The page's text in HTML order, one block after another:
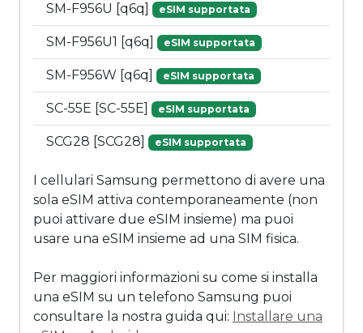
SM-F956U [q6q] eSIM supportata
SM-F956U1 [q6q] eSIM supportata
SM-F956W [q6q] eSIM supportata
SC-55E [SC-55E] eSIM supportata
SCG28 [SCG28] eSIM supportata
I cellulari Samsung permettono di avere una
sola eSIM attiva contemporaneamente (non
puoi attivare due eSIM insieme) ma puoi
usare una eSIM insieme ad una SIM fisica.
Per maggiori informazioni su come si installa
una eSIM su un telefono Samsung puoi
consultare la nostra guida qui: Installare una